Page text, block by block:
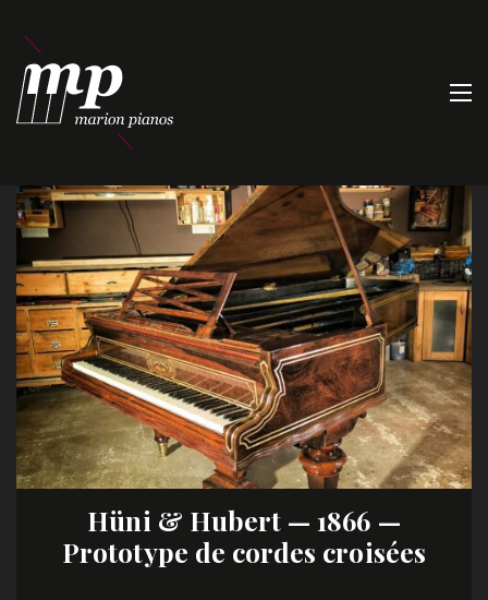
Hüni & Hubert — 1866 —
Prototype de cordes croisées